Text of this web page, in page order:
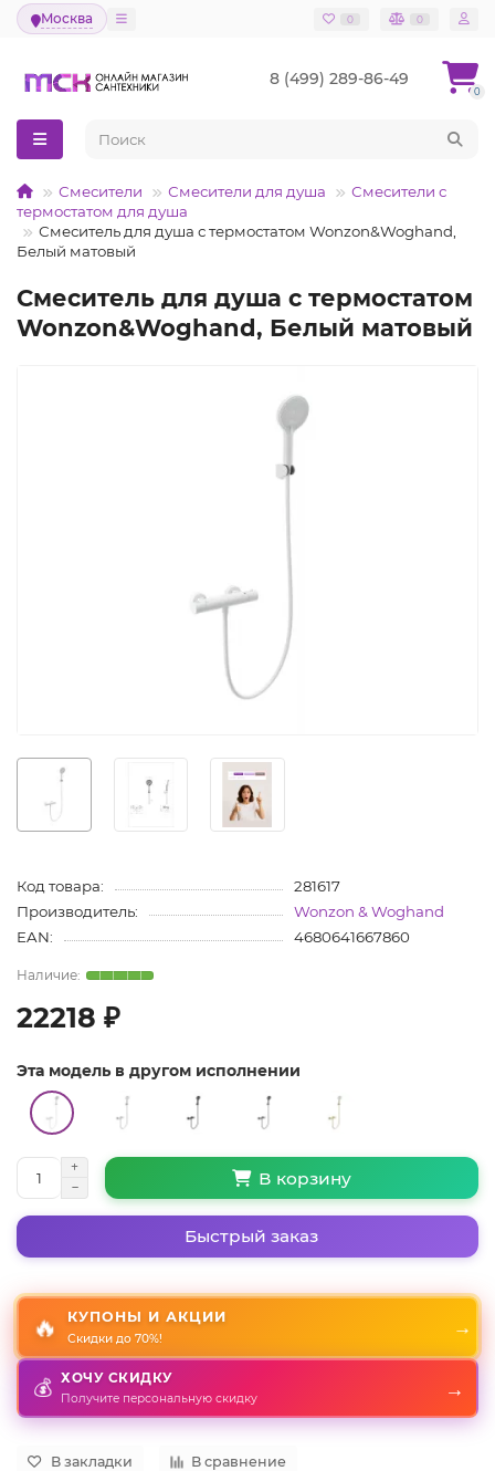
Москва 0 0
8 (499) 289-86-49
0
Смесители Смесители для душа
Смесители с
термостатом для душа
Смеситель для душа с термостатом Wonzon&Woghand,
Белый матовый
Смеситель для душа с термостатом
Wonzon&Woghand, Белый матовый
Код товара:
281617
Производитель:
Wonzon & Woghand
EAN:
4680641667860
22218 ₽
Эта модель в другом исполнении
В корзину
Быстрый заказ
🔥 КУПОНЫ И АКЦИИ
Скидки до 70%!
→
💰 ХОЧУ СКИДКУ
Получите персональную скидку →
В закладки В сравнение